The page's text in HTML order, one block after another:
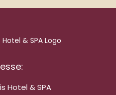
Hotel & SPA